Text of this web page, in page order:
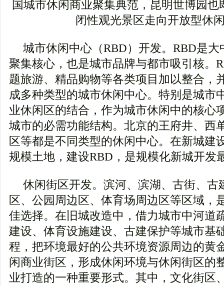
国城市休闲商业聚集典范，昆明世博园
闭性观光景区走向开放型休
城市休闲中心（RBD）开发。RBD是
聚集核心，也是城市品牌与都市吸引核。
题旅游、精品购物等各类项目加以整合，
成多种类型的城市休闲中心。特别是城市
业休闲区的结合，作为城市休闲中的核心
城市的必需功能结构。北京的王府井、西
区等都是不同类型的休闲中心。在新城建
规模土地，建设RBD，是规模化新城开发
休闲街区开发。滨河、滨湖、古街、古
区、公园周边区、体育场周边区等区域，
佳选择。在旧城改造中，借力城市中河道
建设、体育设施建设、古建保护等城市基
程，把环境最好的公共环境资源周边的黄
闲商业街区，形成休闲环境与休闲街区的
业打造的一种重要形式。其中，文化街区